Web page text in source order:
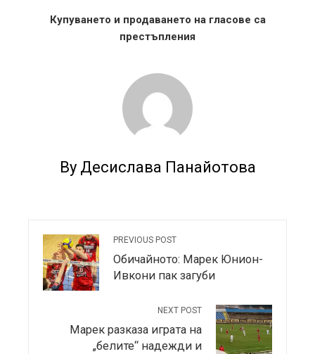
Купуването и продаването на гласове са
престъпления
By Десислава Панайотова
PREVIOUS POST
Обичайното: Марек Юнион-
Ивкони пак загуби
NEXT POST
Марек разказа играта на
„белите“ надежди и